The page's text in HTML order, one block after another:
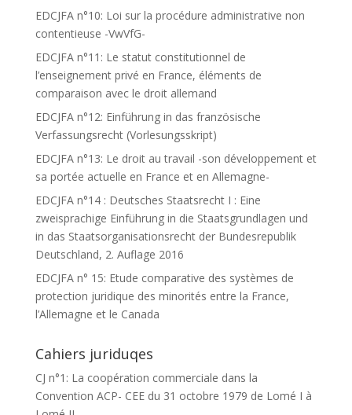
EDCJFA n°10: Loi sur la procédure administrative non
contentieuse -VwVfG-
EDCJFA n°11: Le statut constitutionnel de
l’enseignement privé en France, éléments de
comparaison avec le droit allemand
EDCJFA n°12: Einführung in das französische
Verfassungsrecht (Vorlesungsskript)
EDCJFA n°13: Le droit au travail -son développement et
sa portée actuelle en France et en Allemagne-
EDCJFA n°14 : Deutsches Staatsrecht I : Eine
zweisprachige Einführung in die Staatsgrundlagen und
in das Staatsorganisationsrecht der Bundesrepublik
Deutschland, 2. Auflage 2016
EDCJFA n° 15: Etude comparative des systèmes de
protection juridique des minorités entre la France,
l’Allemagne et le Canada
Cahiers juriduqes
CJ n°1: La coopération commerciale dans la
Convention ACP- CEE du 31 octobre 1979 de Lomé I à